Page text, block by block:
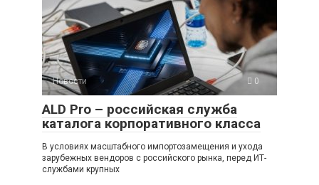
Новости 0
ALD Pro – российская служба
каталога корпоративного класса
В условиях масштабного импортозамещения и ухода
зарубежных вендоров с российского рынка, перед ИТ-
службами крупных